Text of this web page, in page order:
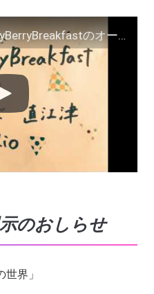
アマチュアラジオ「BerryBerryBreakfastのオールデイズ直江津Radio〜第５１回」ヨーグルト田中とDJシューカイラジオドラマ
のおしらせ
界」